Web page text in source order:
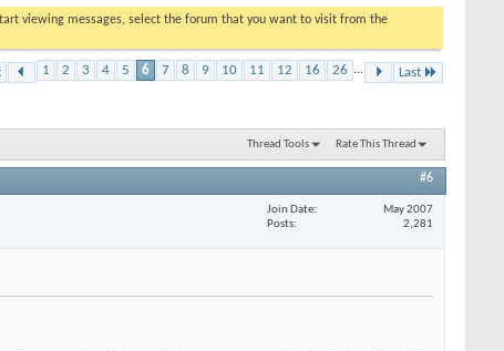
viewing messages, select the forum that you want to visit from the
1 2 3 4 5 6 7 8 9 10 11 12 16 26 ... Last
Thread Tools Rate This Thread
#6
Join Date
May 2007
Posts
2,281